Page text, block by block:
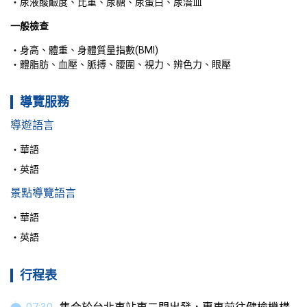
一般檢查
身高、體重、身體質量指數(BMI)
體脂肪、血壓、脈搏、腰圍、視力、辨色力、眼壓
導覽服務
導遊語言
華語
英語
景點導覽語言
華語
英語
行程表